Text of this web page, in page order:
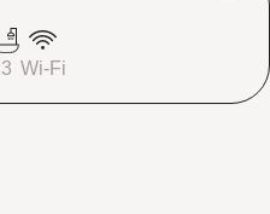
3 Wi-Fi